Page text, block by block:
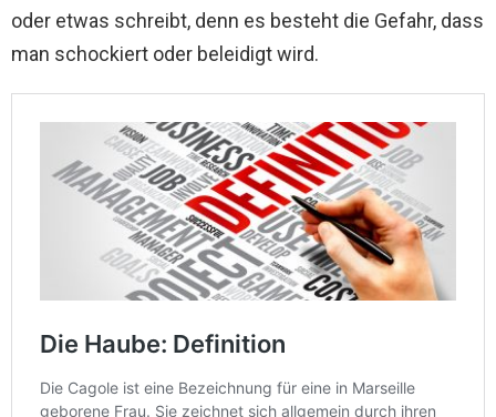
oder etwas schreibt, denn es besteht die Gefahr, dass
man schockiert oder beleidigt wird.